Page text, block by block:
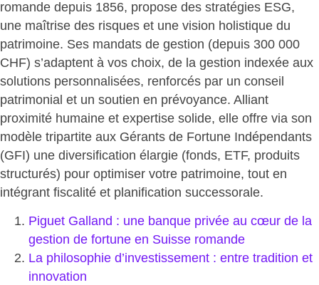
romande depuis 1856, propose des stratégies ESG,
une maîtrise des risques et une vision holistique du
patrimoine. Ses mandats de gestion (depuis 300 000
CHF) s’adaptent à vos choix, de la gestion indexée aux
solutions personnalisées, renforcés par un conseil
patrimonial et un soutien en prévoyance. Alliant
proximité humaine et expertise solide, elle offre via son
modèle tripartite aux Gérants de Fortune Indépendants
(GFI) une diversification élargie (fonds, ETF, produits
structurés) pour optimiser votre patrimoine, tout en
intégrant fiscalité et planification successorale.
Piguet Galland : une banque privée au cœur de la
gestion de fortune en Suisse romande
La philosophie d’investissement : entre tradition et
innovation